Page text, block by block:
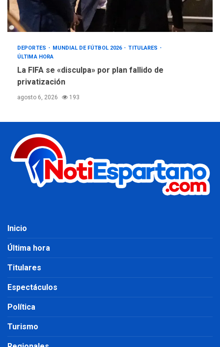
DEPORTES MUNDIAL DE FÚTBOL 2026
TITULARES
ÚLTIMA HORA
La FIFA se «disculpa» por plan fallido de
privatización
agosto 6, 2026 193
Inicio
Última hora
Titulares
Espectáculos
Política
Turismo